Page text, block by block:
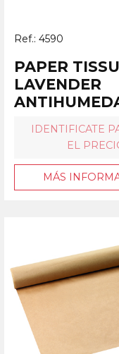
Ref.: 4590
PAPER
LAVENDER
IDENTIFICATE
EL
MÁS